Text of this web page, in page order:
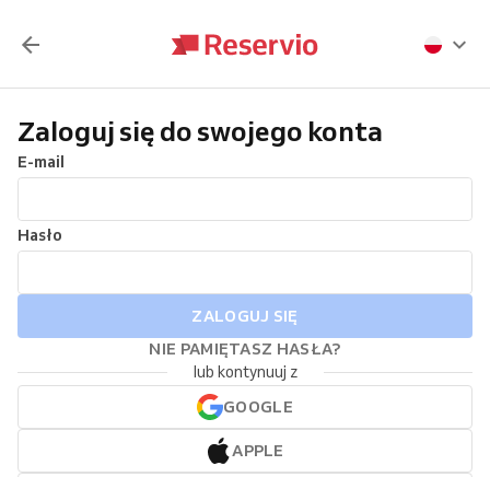
Zaloguj się do swojego konta
E-mail
Hasło
ZALOGUJ SIĘ
NIE PAMIĘTASZ HASŁA?
lub kontynuuj z
GOOGLE
APPLE